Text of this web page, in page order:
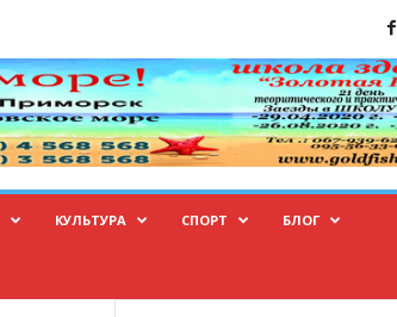
КУЛЬТУРА СПОРТ БЛОГ